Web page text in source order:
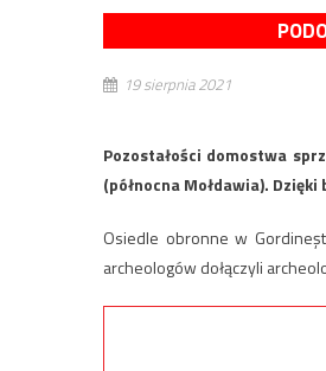
19 sierpnia 2021
Pozostałości domostwa
(północna Mołdawia).
Osiedle obronne w
archeologów dołączyli